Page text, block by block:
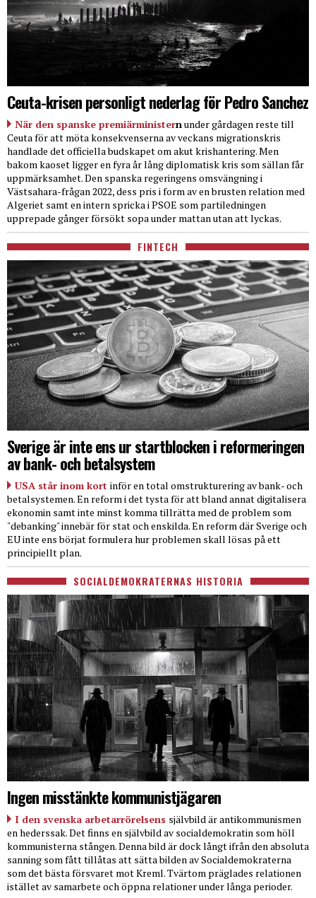
Ceuta-krisen personligt nederlag för Pedro Sanchez
När den spanske premiärministern under gårdagen reste till
Ceuta för att möta konsekvenserna av veckans migrationskris
handlade det officiella budskapet om akut krishantering. Men
bakom kaoset ligger en fyra år lång diplomatisk kris som sällan får
uppmärksamhet. Den spanska regeringens omsvängning i
Västsahara-frågan 2022, dess pris i form av en brusten relation med
Algeriet samt en intern spricka i PSOE som partiledningen
upprepade gånger försökt sopa under mattan utan att lyckas.
FINTECH
Sverige är inte ens ur startblocken i reformeringen
av bank- och betalsystem
USA står inom kort inför en total omstrukturering av bank- och
betalsystemen. En reform i det tysta för att bland annat digitalisera
ekonomin samt inte minst komma tillrätta med de problem som
"debanking" innebär för stat och enskilda. En reform där Sverige och
EU inte ens börjat formulera hur problemen skall lösas på ett
principiellt plan.
SOCIALDEMOKRATERNAS HISTORIA
Ingen misstänkte kommunistjägaren
I den svenska arbetarrörelsens självbild är antikommunismen
en hederssak. Det finns en självbild av socialdemokratin som höll
kommunisterna stången. Denna bild är dock långt ifrån den absoluta
sanning som fått tillåtas att sätta bilden av Socialdemokraterna
som det bästa försvaret mot Kreml. Tvärtom präglades relationen
istället av samarbete och öppna relationer under långa perioder.